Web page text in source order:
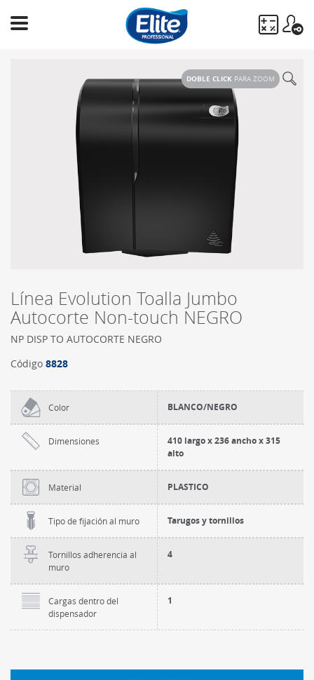
búsqueda
DOBLE CLICK PARA ZOOM
Línea Evolution Toalla Jumbo
Autocorte Non-touch NEGRO
NP DISP TO AUTOCORTE NEGRO
Código 8828
Color BLANCO/NEGRO
Dimensiones
410 largo x 236 ancho x 315
alto
Material PLASTICO
Tipo de fijación al muro Tarugos y tornillos
Tornillos adherencia al
muro
4
Cargas dentro del
dispensador
1